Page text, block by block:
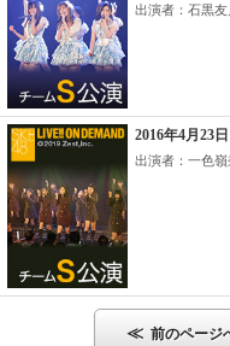
出演者：石黒友
2016年4月23
出演者：一色嶺
≪ 前のページ